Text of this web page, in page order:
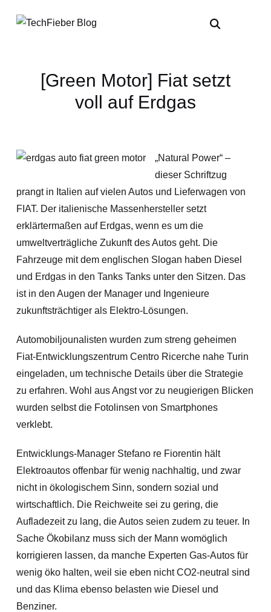
[Green Motor] Fiat setzt
voll auf Erdgas
„Natural Power“ –
dieser Schriftzug
prangt in Italien auf vielen Autos und Lieferwagen von
FIAT. Der italienische Massenhersteller setzt
erklärtermaßen auf Erdgas, wenn es um die
umweltverträgliche Zukunft des Autos geht. Die
Fahrzeuge mit dem englischen Slogan haben Diesel
und Erdgas in den Tanks Tanks unter den Sitzen. Das
ist in den Augen der Manager und Ingenieure
zukunftsträchtiger als Elektro-Lösungen.
Automobiljounalisten wurden zum streng geheimen
Fiat-Entwicklungszentrum Centro Ricerche nahe Turin
eingeladen, um technische Details über die Strategie
zu erfahren. Wohl aus Angst vor zu neugierigen Blicken
wurden selbst die Fotolinsen von Smartphones
verklebt.
Entwicklungs-Manager Stefano re Fiorentin hält
Elektroautos offenbar für wenig nachhaltig, und zwar
nicht in ökologischem Sinn, sondern sozial und
wirtschaftlich. Die Reichweite sei zu gering, die
Aufladezeit zu lang, die Autos seien zudem zu teuer. In
Sache Ökobilanz muss sich der Mann womöglich
korrigieren lassen, da manche Experten Gas-Autos für
wenig öko halten, weil sie eben nicht CO2-neutral sind
und das Klima ebenso belasten wie Diesel und
Benziner.